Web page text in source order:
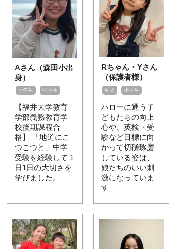
Aさん（森田小出
身）
小学生 中学生
【福井大学教育
学部義務教育学
校後期課程合
格】 「地道にこ
つこつと」中学
受験を経験して 1
日1日の大切さを
学びました。
Rちゃん・Yさん
（保護者様）
幼児 小学生
ハローに通う子
どもたちの向上
心や、英検・受
験など目標に向
かって切磋琢磨
している姿は、
娘たちのいい刺
激になっていま
す